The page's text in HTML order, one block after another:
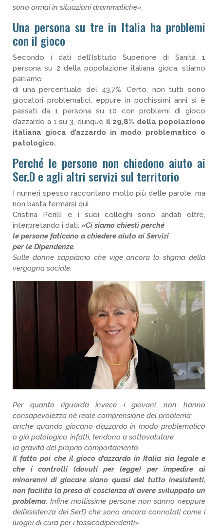
sono ormai in situazioni drammatiche».
Una persona su tre in Italia ha problemi
con il gioco
Secondo i dati dell’Istituto Superiore di Sanità 1
persona su 2 della popolazione italiana gioca; stiamo
parliamo
di una percentuale del 43,7%. Certo, non tutti sono
giocatori problematici, eppure in pochissimi anni si è
passati da 1 persona su 10 con problemi di gioco
d’azzardo a 1 su 3, dunque il 29,8% della popolazione
italiana gioca d’azzardo in modo problematico o
patologico.
Perché le persone non chiedono aiuto ai
Ser.D e agli altri servizi sul territorio
I numeri spesso raccontano molto più delle parole, ma
non basta fermarsi qui.
Cristina Perilli e i suoi colleghi sono andati oltre,
interpretando i dati:«Ci siamo chiesti perché
le persone faticano a chiedere aiuto ai Servizi
per le Dipendenze.
Sulle donne sappiamo che vige ancora lo stigma della
vergogna sociale.
Per quanto riguarda invece i giovani, non hanno
consapevolezza né reale comprensione del problema:
anche quando giocano d’azzardo in modo problematico
o già patologico, infatti, tendono a sottovalutare
la gravità del proprio comportamento.
Il fatto poi che il gioco d’azzardo in Italia sia legale e
che i controlli (dovuti per legge) per impedire ai
minorenni di giocare siano quasi del tutto inesistenti,
non facilita la presa di coscienza di avere sviluppato un
problema. Infine moltissime persone non sanno neppure
dell’esistenza dei SerD che sono ancora connotati come i
luoghi di cura per i tossicodipendenti».